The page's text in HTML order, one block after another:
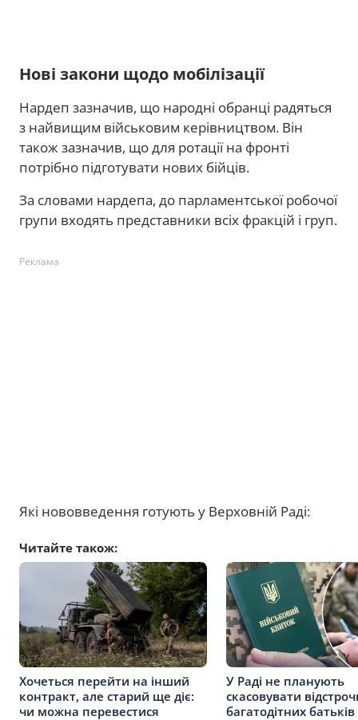
Нові закони щодо мобілізації
Нардеп зазначив, що народні обранці радяться
з найвищим військовим керівництвом. Він
також зазначив, що для ротації на фронті
потрібно підготувати нових бійців.
За словами нардепа, до парламентської робочої
групи входять представники всіх фракцій і груп.
Реклама
Які нововведення готують у Верховній Раді:
Читайте також:
Хочеться перейти на інший
контракт, але старий ще діє:
чи можна перевестися
У Раді не планують
скасовувати
багатодітних батьків